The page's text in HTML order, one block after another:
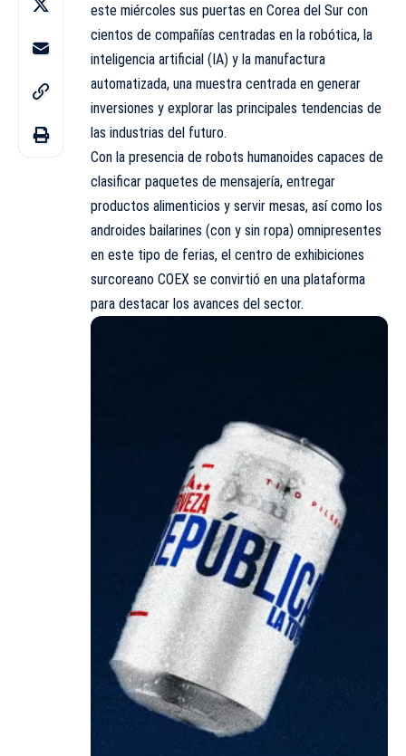
este miércoles sus puertas en Corea del Sur con
cientos de compañías centradas en la robótica, la
inteligencia artificial (IA) y la manufactura
automatizada, una muestra centrada en generar
inversiones y explorar las principales tendencias de
las industrias del futuro.
Con la presencia de robots humanoides capaces de
clasificar paquetes de mensajería, entregar
productos alimenticios y servir mesas, así como los
androides bailarines (con y sin ropa) omnipresentes
en este tipo de ferias, el centro de exhibiciones
surcoreano COEX se convirtió en una plataforma
para destacar los avances del sector.